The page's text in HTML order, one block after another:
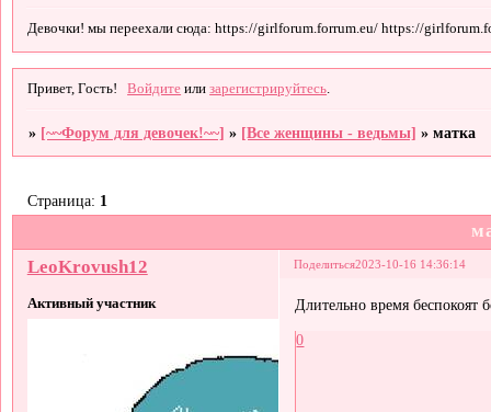
Девочки! мы переехали сюда: https://girlforum.forrum.eu/ https://
Привет, Гость! Войдите илизарегистрируйтесь
» [~~Форум для девочек!~~] » [Все женщины - ведьмы] »матка
Страница: 1
Поделиться2023-10-16 14:36:14
LeoKrovush12
Активный участник Длительно время беспокоят
0